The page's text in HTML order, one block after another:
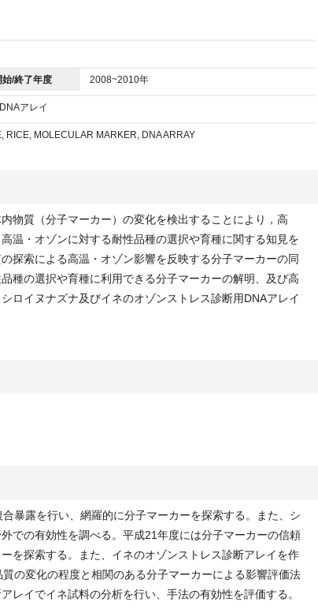
始/終了年度 2008~2010年
アレイ
RICE, MOLECULAR MARKER, DNA ARRAY
物質（分子マーカー）の変化を検出することにより，高
温・オゾンに対する耐性品種の選択や育種に関する知見を
探索による高温・オゾン影響を反映する分子マーカーの同
種の選択や育種に利用できる分子マーカーの解明、及び高
ロイヌナズナ及びイネのオゾンストレス診断用DNAアレイ
暴露を行い、網羅的に分子マーカーを探索する。また、シ
での有効性を調べる。平成21年度には分子マーカーの信頼
を探索する。また、イネのオゾンストレス診断アレイを作
の変化の程度と相関のある分子マーカーによる影響評価法
レイでイネ試料の分析を行い、手法の有効性を評価する。